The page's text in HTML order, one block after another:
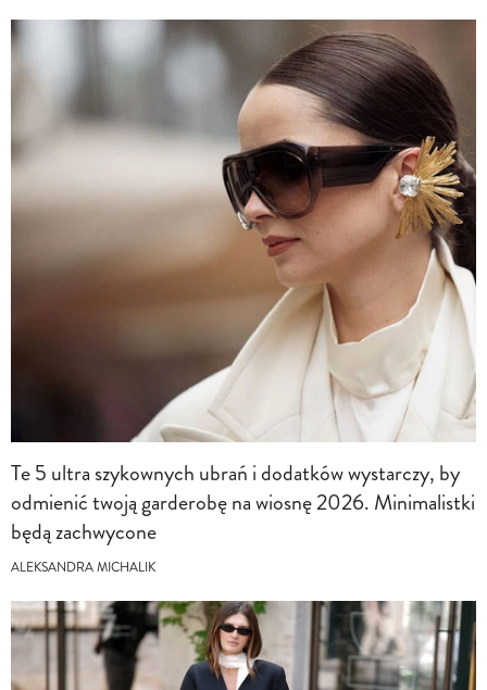
Te 5 ultra szykownych ubrań i dodatków wystarczy, by
odmienić twoją garderobę na wiosnę 2026. Minimalistki
będą zachwycone
ALEKSANDRA MICHALIK